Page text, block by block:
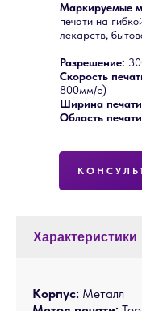
Маркируемые
печати на
лекарств,
Разрешение:
Скорость
800мм/с)
Ширина
Область
Корпус: Металл